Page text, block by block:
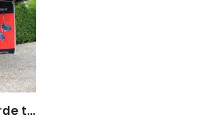
Gepersonaliseerde tent